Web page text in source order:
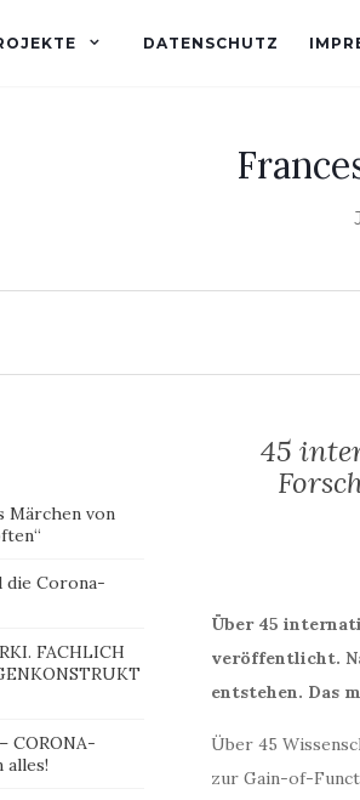
DATENSCHUTZ
45
Über 45
veröffentlicht.
entstehen. Das
Über 45
zur Gain-of-
Märchen von
Corona-
FACHLICH
CORONA-
alles!